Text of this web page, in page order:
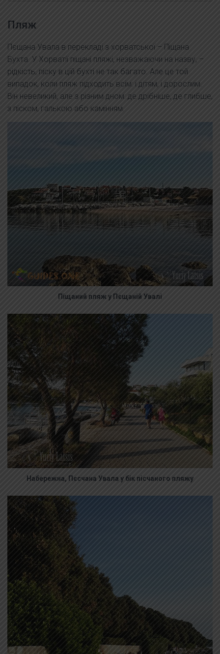
Пляж
Пєщана Увала в перекладі з хорватської – Піщана
Бухта. У Хорватії піщані пляжі, незважаючи на назву, –
рідкість, піску в цій бухті не так багато. Але це той
випадок, коли пляж підходить всім: і дітям, і дорослим.
Він невеликий, але з різним дном: де дрібніше, де глибше,
з піском, галькою або камінням.
Піщаний пляж у Пєщаній Увалі
Набережна, Пєсчана Увала у бік пісчаного пляжу